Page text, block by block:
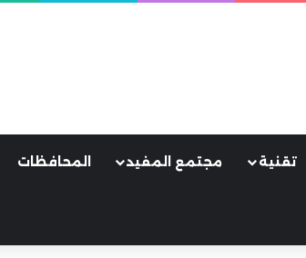
تقنية مجتمع المفيد المحافظات